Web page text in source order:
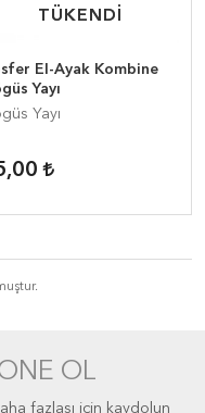
TÜKENDİ
TÜKENDİ
El-Ayak Kombine
Yayı
Yayı
OL
fazlası için kaydolun